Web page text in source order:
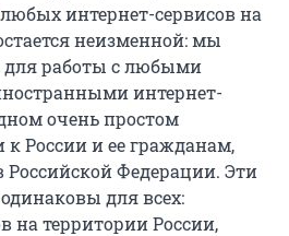
интернет-сервисов на
неизменной: мы
работы с любыми
интернет-
очень простом
России и ее гражданам,
Российской Федерации. Эти
для всех:
на территории России,